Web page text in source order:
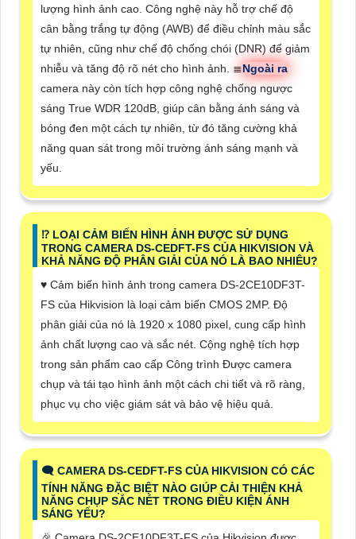
lượng hình ảnh cao. Công nghệ này hỗ trợ chế độ
cân bằng trắng tự động (AWB) để điều chỉnh màu sắc
tự nhiên, cũng như chế độ chống chói (DNR) để giảm
nhiễu và tăng độ rõ nét cho hình ảnh. ≣Ngoài ra
camera này còn tích hợp công nghệ chống ngược
sáng True WDR 120dB, giúp cân bằng ánh sáng và
bóng đen một cách tự nhiên, từ đó tăng cường khả
năng quan sát trong môi trường ánh sáng mạnh và
yếu.
⁉️ LOẠI CẢM BIẾN HÌNH ẢNH ĐƯỢC SỬ DỤNG
TRONG CAMERA DS-CEDFT-FS CỦA HIKVISION VÀ
KHẢ NĂNG ĐỘ PHÂN GIẢI CỦA NÓ LÀ BAO NHIÊU?
♥️ Cảm biến hình ảnh trong camera DS-2CE10DF3T-
FS của Hikvision là loại cảm biến CMOS 2MP. Độ
phân giải của nó là 1920 x 1080 pixel, cung cấp hình
ảnh chất lượng cao và sắc nét. Cộng nghệ tích hợp
trong sản phẩm cao cấp Công trình Được camera
chụp và tái tạo hình ảnh một cách chi tiết và rõ ràng,
phục vụ cho việc giám sát và bảo vệ hiệu quả.
🗨️ CAMERA DS-CEDFT-FS CỦA HIKVISION CÓ CÁC
TÍNH NĂNG ĐẶC BIỆT NÀO GIÚP CẢI THIỆN KHẢ
NĂNG CHỤP SẮC NÉT TRONG ĐIỀU KIỆN ÁNH
SÁNG YẾU?